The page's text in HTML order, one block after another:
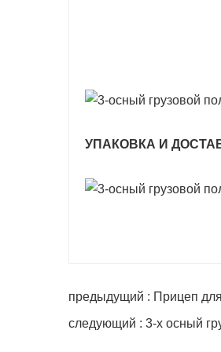
УПАКОВКА И
предыдущий : Прицеп
следующий : 3-х осный